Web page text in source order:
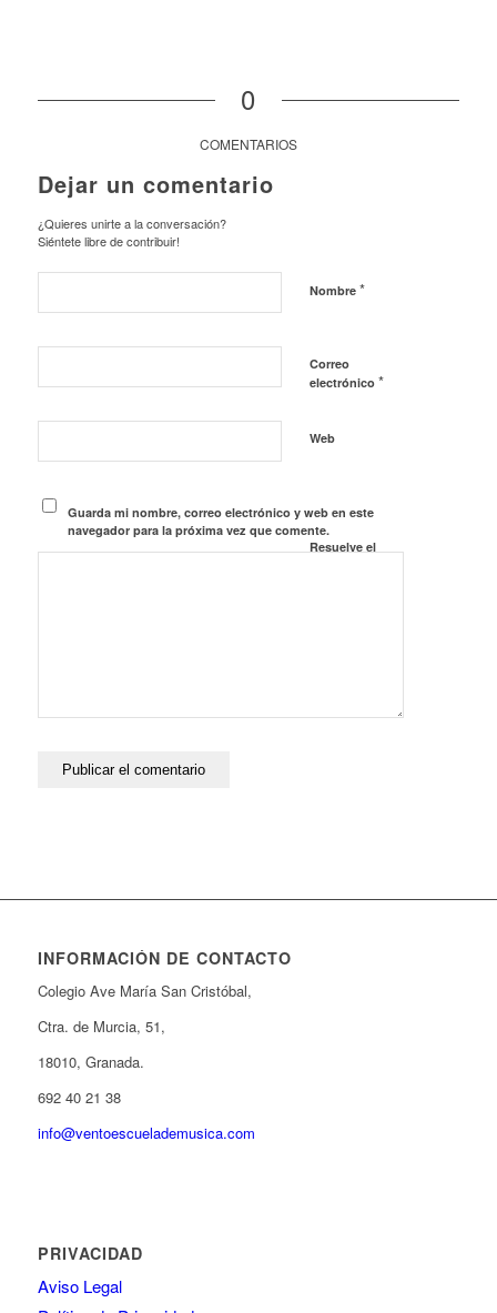
0
COMENTARIOS
Dejar un comentario
¿Quieres unirte a la conversación?
Siéntete libre de contribuir!
Nombre *
Correo
electrónico *
Web
Guarda mi nombre, correo electrónico y web en este
navegador para la próxima vez que comente.
Resuelve el
INFORMACIÓN DE CONTACTO
Colegio Ave María San Cristóbal,
Ctra. de Murcia, 51,
18010, Granada.
692 40 21 38
info@ventoescuelademusica.com
PRIVACIDAD
Aviso Legal